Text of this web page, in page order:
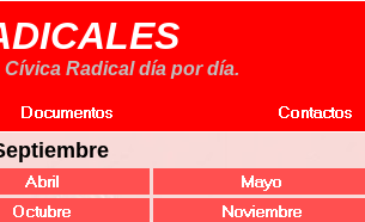
Radical día por día.